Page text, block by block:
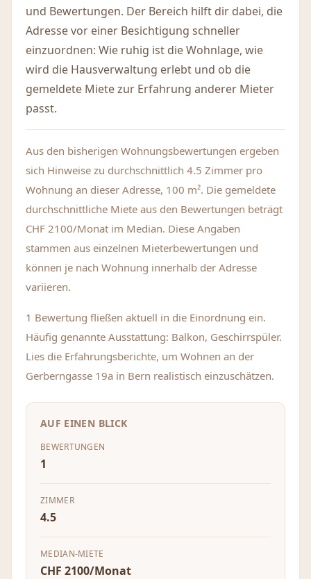
und Bewertungen. Der Bereich hilft dir dabei, die
Adresse vor einer Besichtigung schneller
einzuordnen: Wie ruhig ist die Wohnlage, wie
wird die Hausverwaltung erlebt und ob die
gemeldete Miete zur Erfahrung anderer Mieter
passt.
Aus den bisherigen Wohnungsbewertungen ergeben
sich Hinweise zu durchschnittlich 4.5 Zimmer pro
Wohnung an dieser Adresse, 100 m². Die gemeldete
durchschnittliche Miete aus den Bewertungen beträgt
CHF 2100/Monat im Median. Diese Angaben
stammen aus einzelnen Mieterbewertungen und
können je nach Wohnung innerhalb der Adresse
variieren.
1 Bewertung fließen aktuell in die Einordnung ein.
Häufig genannte Ausstattung: Balkon, Geschirrspüler.
Lies die Erfahrungsberichte, um Wohnen an der
Gerberngasse 19a in Bern realistisch einzuschätzen.
AUF EINEN BLICK
BEWERTUNGEN
1
ZIMMER
4.5
MEDIAN-MIETE
CHF 2100/Monat